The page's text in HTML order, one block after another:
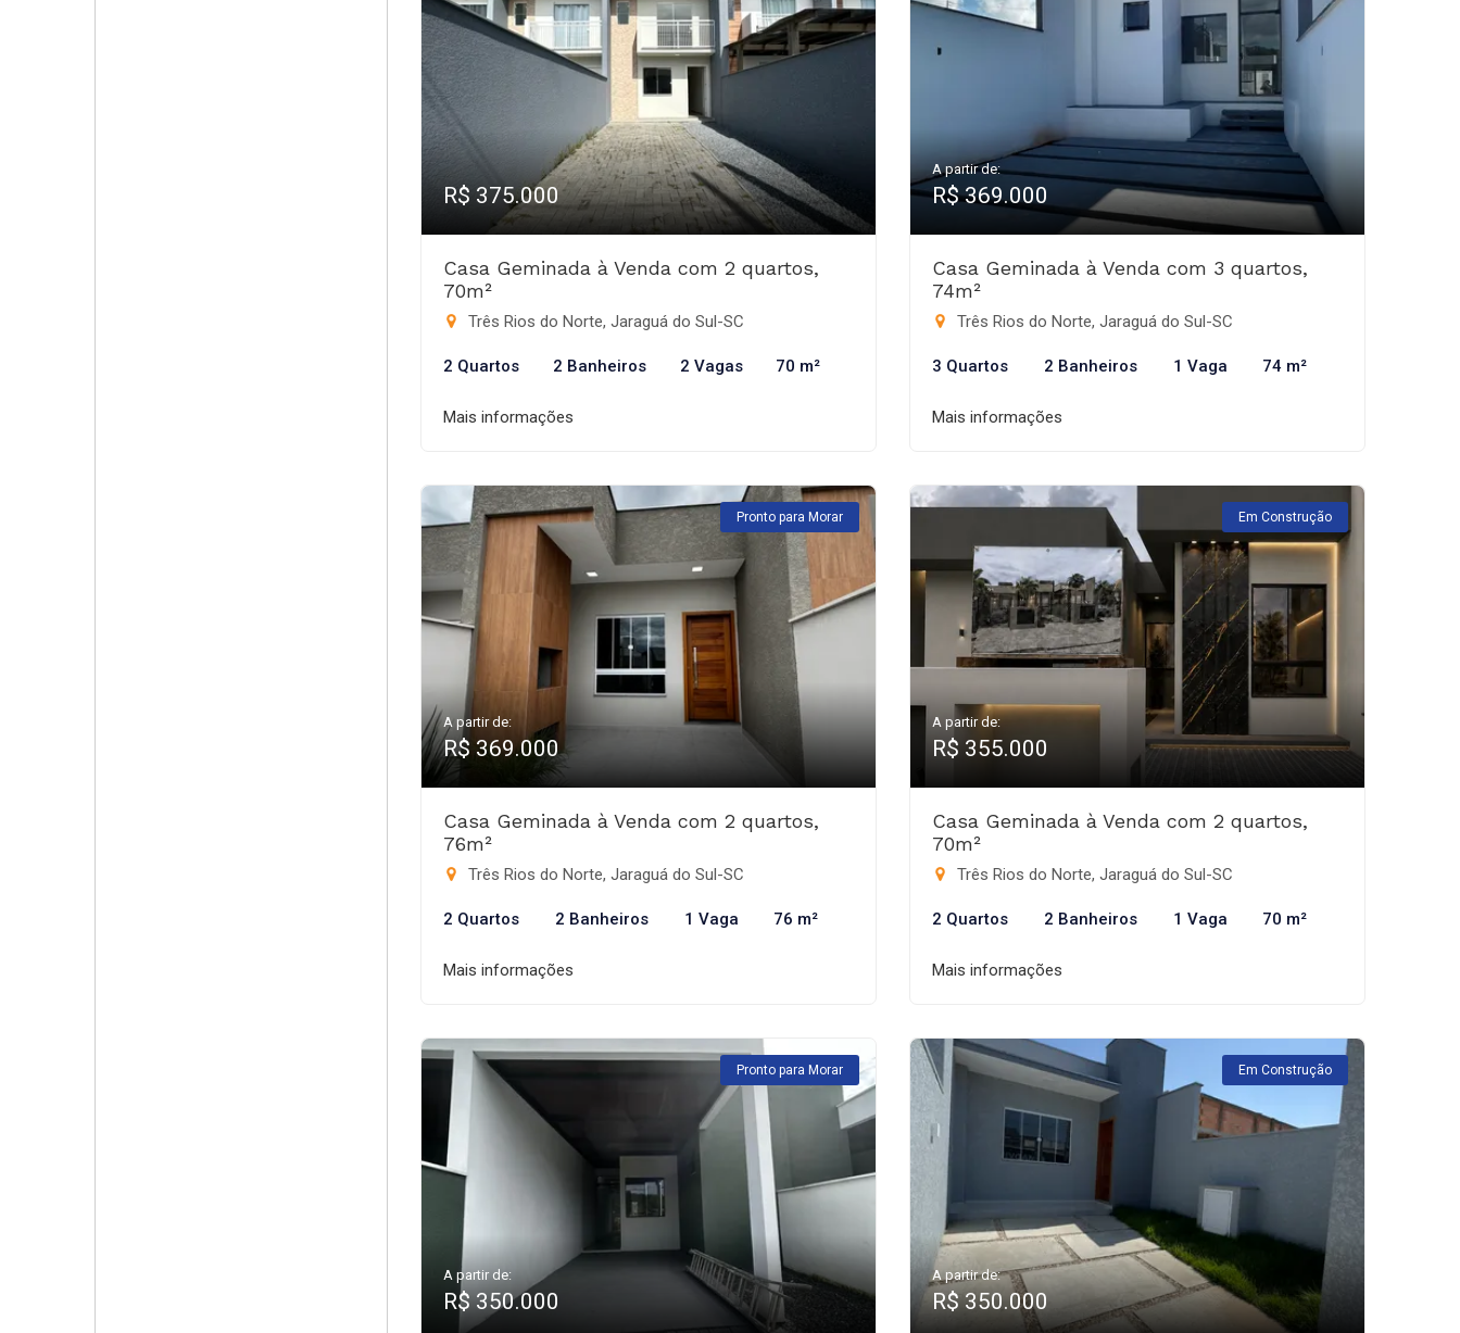
R$ 375.000
Casa Geminada à Venda com 2 quartos,
70m²
Três Rios do Norte, Jaraguá do Sul-SC
2 Quartos 2 Banheiros 2 Vagas 70 m²
Mais informações
A partir de:
R$ 369.000
Casa Geminada à Venda com 3 quartos,
74m²
Três Rios do Norte, Jaraguá do Sul-SC
3 Quartos 2 Banheiros 1 Vaga 74 m²
Mais informações
Pronto para Morar
A partir de:
R$ 369.000
Casa Geminada à Venda com 2 quartos,
76m²
Três Rios do Norte, Jaraguá do Sul-SC
2 Quartos 2 Banheiros 1 Vaga 76 m²
Mais informações
Em Construção
A partir de:
R$ 355.000
Casa Geminada à Venda com 2 quartos,
70m²
Três Rios do Norte, Jaraguá do Sul-SC
2 Quartos 2 Banheiros 1 Vaga 70 m²
Mais informações
Pronto para Morar
A partir de:
R$ 350.000
Em Construção
A partir de:
R$ 350.000